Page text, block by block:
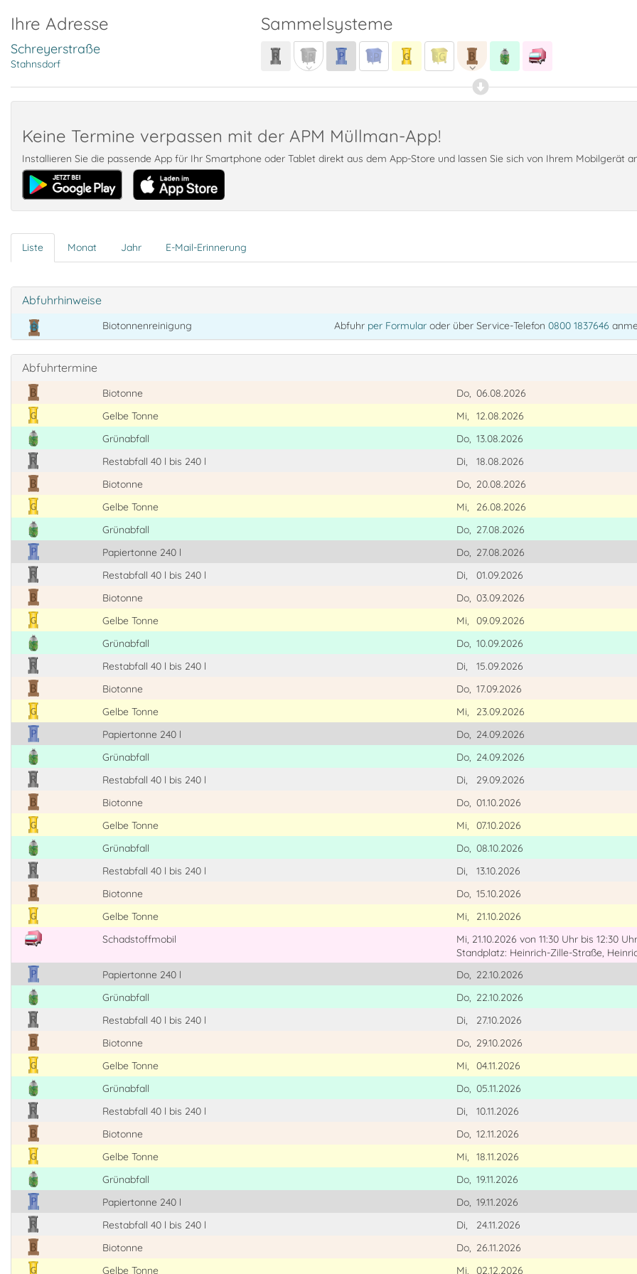
Ihre Adresse
Schreyerstraße
Stahnsdorf
Sammelsysteme
Keine Termine verpassen mit der APM Müllman-App!
Installieren Sie die passende App für Ihr Smartphone oder Tablet direkt aus dem App-Store und lassen Sie sich von Ihrem Mobilgerät
Liste Monat Jahr E-Mail-Erinnerung
Abfuhrhinweise
Biotonnenreinigung Abfuhr per Formularoder über Service-Telefon 0800 1837646
Abfuhrtermine
Biotonne Do, 06.08.2026
Gelbe Tonne
Mi,
12.08.2026
Grünabfall
Do, 13.08.2026
Restabfall 40 l bis 240 l
Di,
18.08.2026
Biotonne
Do, 20.08.2026
Gelbe Tonne
Mi,
26.08.2026
Grünabfall
Do, 27.08.2026
Papiertonne 240 l
Do, 27.08.2026
Restabfall 40 l bis 240 l
Di,
01.09.2026
Biotonne
Do, 03.09.2026
Gelbe Tonne
Mi,
09.09.2026
Grünabfall
Do, 10.09.2026
Restabfall 40 l bis 240 l
Di,
15.09.2026
Biotonne
Do, 17.09.2026
Gelbe Tonne
Mi,
23.09.2026
Papiertonne 240 l
Do, 24.09.2026
Grünabfall
Do, 24.09.2026
Restabfall 40 l bis 240 l
Di,
29.09.2026
Biotonne
Do, 01.10.2026
Gelbe Tonne
Mi,
07.10.2026
Grünabfall
Do, 08.10.2026
Restabfall 40 l bis 240 l
Di,
13.10.2026
Biotonne
Do, 15.10.2026
Gelbe Tonne
Mi,
21.10.2026
Schadstoffmobil
Mi, 21.10.2026 von 11:30 Uhr bis 12:30 Uhr
Standplatz: Heinrich-Zille-Straße,
Papiertonne 240 l
Do, 22.10.2026
Grünabfall
Do, 22.10.2026
Restabfall 40 l bis 240 l
Di,
27.10.2026
Biotonne
Do, 29.10.2026
Gelbe Tonne
Mi,
04.11.2026
Grünabfall
Do, 05.11.2026
Restabfall 40 l bis 240 l
Di,
10.11.2026
Biotonne
Do, 12.11.2026
Gelbe Tonne
Mi,
18.11.2026
Grünabfall
Do, 19.11.2026
Papiertonne 240 l
Do, 19.11.2026
Restabfall 40 l bis 240 l
Di,
24.11.2026
Biotonne
Do, 26.11.2026
Gelbe Tonne
Mi, 02.12.2026